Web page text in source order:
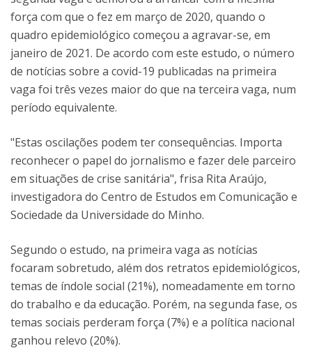
força com que o fez em março de 2020, quando o
quadro epidemiológico começou a agravar-se, em
janeiro de 2021. De acordo com este estudo, o número
de notícias sobre a covid-19 publicadas na primeira
vaga foi três vezes maior do que na terceira vaga, num
período equivalente.
"Estas oscilações podem ter consequências. Importa
reconhecer o papel do jornalismo e fazer dele parceiro
em situações de crise sanitária", frisa Rita Araújo,
investigadora do Centro de Estudos em Comunicação e
Sociedade da Universidade do Minho.
Segundo o estudo, na primeira vaga as notícias
focaram sobretudo, além dos retratos epidemiológicos,
temas de índole social (21%), nomeadamente em torno
do trabalho e da educação. Porém, na segunda fase, os
temas sociais perderam força (7%) e a política nacional
ganhou relevo (20%).